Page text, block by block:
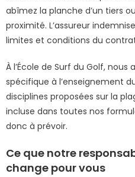
abîmez la planche d’un tiers
proximité. L’assureur
limites et conditions du
À l’École de Surf du Golf, nous
spécifique à l’enseignement
disciplines proposées sur la
incluse dans toutes nos
donc à prévoir.
Ce que notre
change pour vous